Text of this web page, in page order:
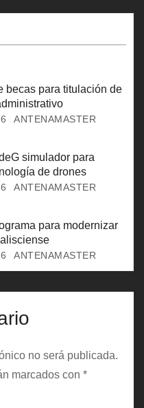
becas para titulación de
ANTENAMASTER
simulador para
de drones
ANTENAMASTER
para modernizar
ANTENAMASTER
no será publicada.
marcados con *